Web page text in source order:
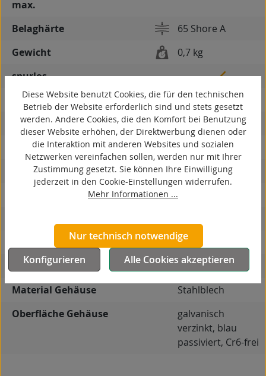
max.
Belaghärte
65 Shore A
Gewicht
0,7 kg
spurlos
kontaktverfärbungsfrei
antistatisch
elektrisch leitfähig
korrosionsbeständig
autoklaventauglich
Produkttyp
Bockrolle
Material Gehäuse
Stahlblech
Oberfläche Gehäuse
galvanisch
verzinkt, blau
passiviert, Cr6-frei
Diese Website benutzt Cookies, die für den technischen
Betrieb der Website erforderlich sind und stets gesetzt
werden. Andere Cookies, die den Komfort bei Benutzung
dieser Website erhöhen, der Direktwerbung dienen oder
die Interaktion mit anderen Websites und sozialen
Netzwerken vereinfachen sollen, werden nur mit Ihrer
Zustimmung gesetzt. Sie können Ihre Einwilligung
jederzeit in den Cookie-Einstellungen widerrufen.
Mehr Informationen ...
Nur technisch notwendige
Konfigurieren
Alle Cookies akzeptieren